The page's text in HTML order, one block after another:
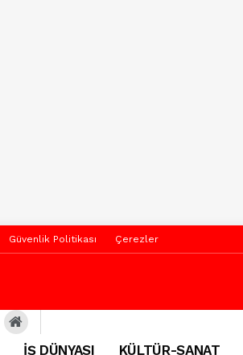
Güvenlik Politikası Çerezler
İŞ DÜNYASI KÜLTÜR-SANAT